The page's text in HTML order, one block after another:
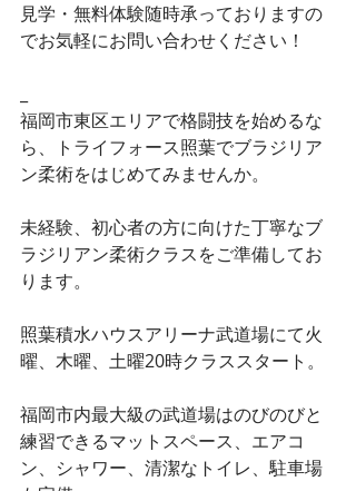
見学・無料体験随時承っておりますの
でお気軽にお問い合わせください！
福岡市東区エリアで格闘技を始めるな
ら、トライフォース照葉でブラジリア
ン柔術をはじめてみませんか。
未経験、初心者の方に向けた丁寧なブ
ラジリアン柔術クラスをご準備してお
ります。
照葉積水ハウスアリーナ武道場にて火
曜、木曜、土曜20時クラススタート。
福岡市内最大級の武道場はのびのびと
練習できるマットスペース、エアコ
ン、シャワー、清潔なトイレ、駐車場